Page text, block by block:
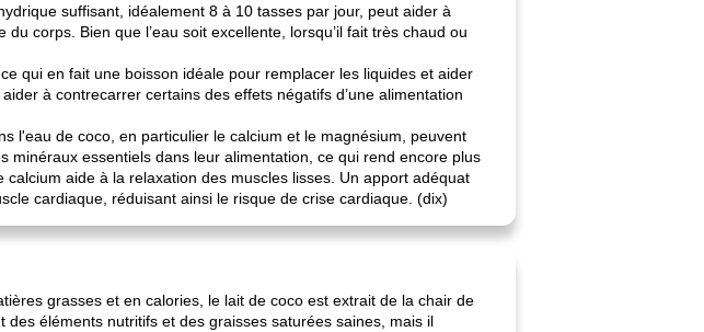
suffisant, idéalement 8 à 10 tasses par jour, peut aider à
corps. Bien que l’eau soit excellente, lorsqu’il fait très chaud ou
qui en fait une boisson idéale pour remplacer les liquides et aider
à contrecarrer certains des effets négatifs d’une alimentation
l'eau de coco, en particulier le calcium et le magnésium, peuvent
essentiels dans leur alimentation, ce qui rend encore plus
aide à la relaxation des muscles lisses. Un apport adéquat
cardiaque, réduisant ainsi le risque de crise cardiaque. (dix)
grasses et en calories, le lait de coco est extrait de la chair de
éléments nutritifs et des graisses saturées saines, mais il